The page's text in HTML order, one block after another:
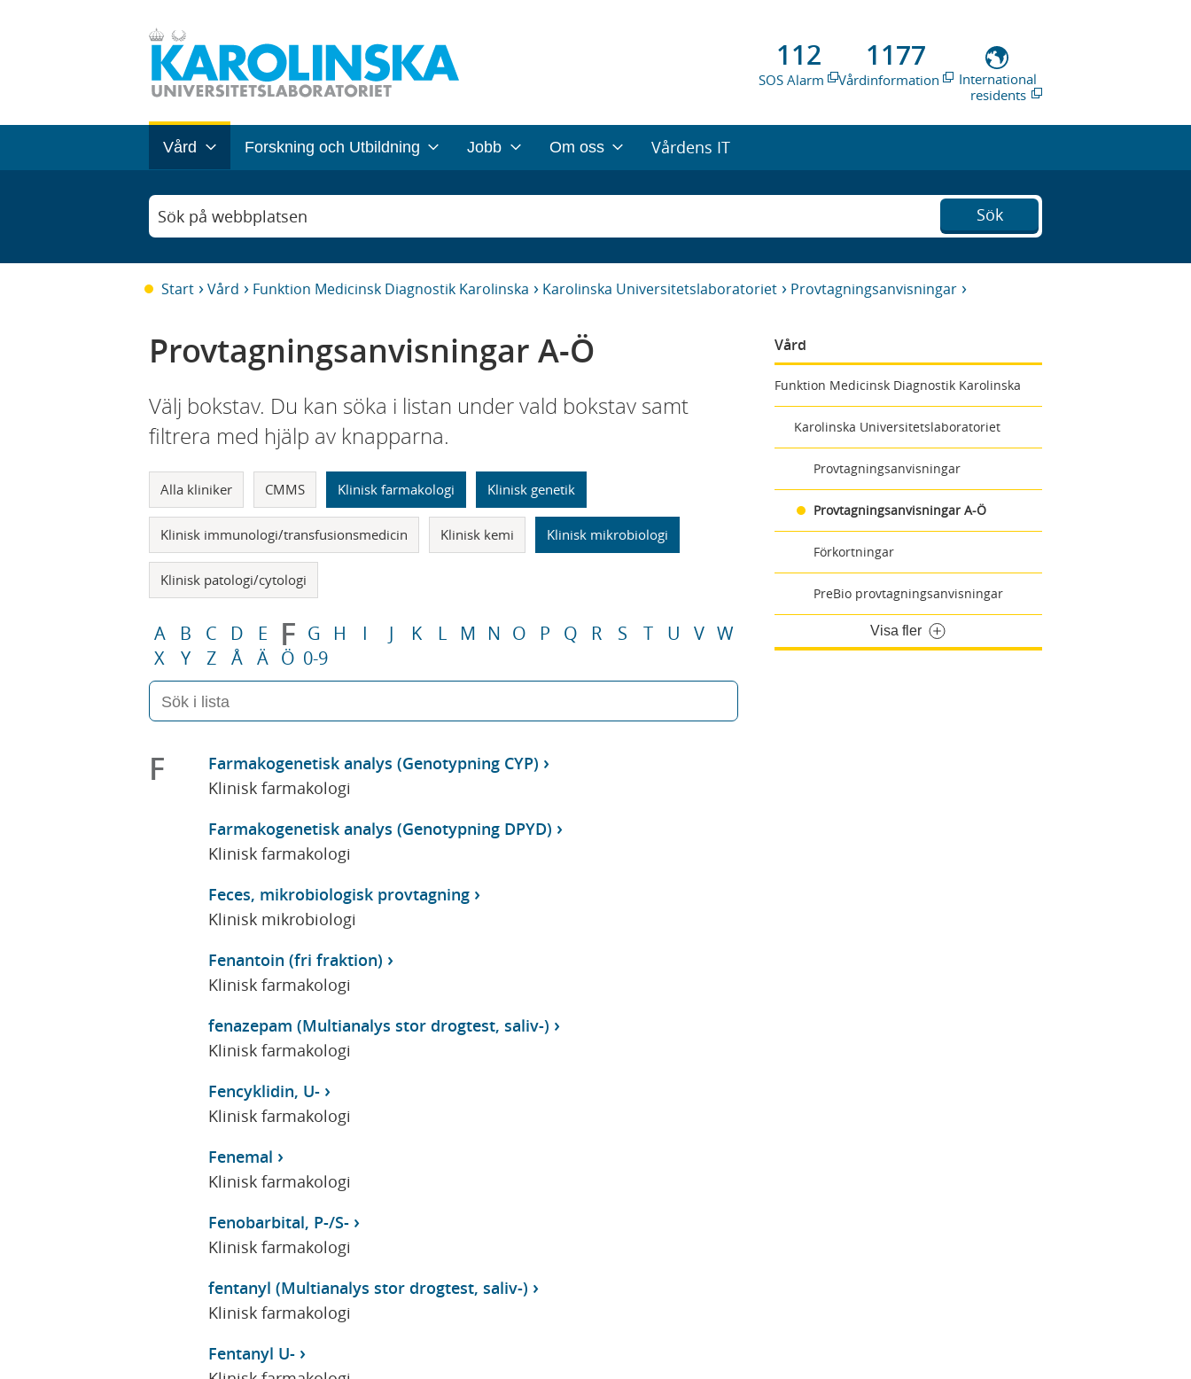
112
SOS Alarm
1177
Vårdinformation
International
residents
Vård Forskning och Utbildning Jobb Om oss Vårdens IT
Sök på webbplatsen Sök
Start Vård Funktion Medicinsk Diagnostik Karolinska Karolinska Universitetslaboratoriet Provtagningsanvisningar
Vård
Funktion Medicinsk Diagnostik Karolinska
Karolinska Universitetslaboratoriet
Provtagningsanvisningar
Provtagningsanvisningar A-Ö
Förkortningar
PreBio provtagningsanvisningar
Visa fler
Provtagningsanvisningar A-Ö
Välj bokstav. Du kan söka i listan under vald bokstav samt
filtrera med hjälp av knapparna.
Alla kliniker CMMS Klinisk farmakologi Klinisk genetik
Klinisk immunologi/transfusionsmedicin Klinisk kemi Klinisk mikrobiologi
Klinisk patologi/cytologi
A B C D E F G H I J K L M N O P Q R S T U V W
X
Y Z Å Ä Ö 0-9
F
Farmakogenetisk analys (Genotypning CYP)
Klinisk farmakologi
Farmakogenetisk analys (Genotypning DPYD)
Klinisk farmakologi
Feces, mikrobiologisk provtagning
Klinisk mikrobiologi
Fenantoin (fri fraktion)
Klinisk farmakologi
fenazepam (Multianalys stor drogtest, saliv-)
Klinisk farmakologi
Fencyklidin, U-
Klinisk farmakologi
Fenemal
Klinisk farmakologi
Fenobarbital, P-/S-
Klinisk farmakologi
fentanyl (Multianalys stor drogtest, saliv-)
Klinisk farmakologi
Fentanyl U-